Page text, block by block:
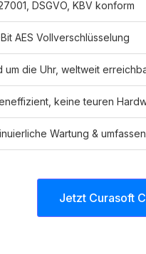
DSGVO, KBV konform
AES Vollverschlüsselung
um die Uhr, weltweit
keine teuren
Wartung &
Jetzt Curasoft